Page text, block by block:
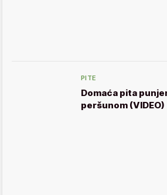
PITE
Domaća pita
peršunom (VIDEO)